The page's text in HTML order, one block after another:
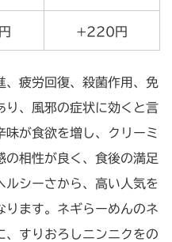
+220円
、疲労回復、殺菌作用、免
り、風邪の症状に効くと言
が食欲を増し、クリーミ
の相性が良く、食後の満足
ルシーさから、高い人気を
ります。ネギらーめんのネ
、すりおろしニンニクをの